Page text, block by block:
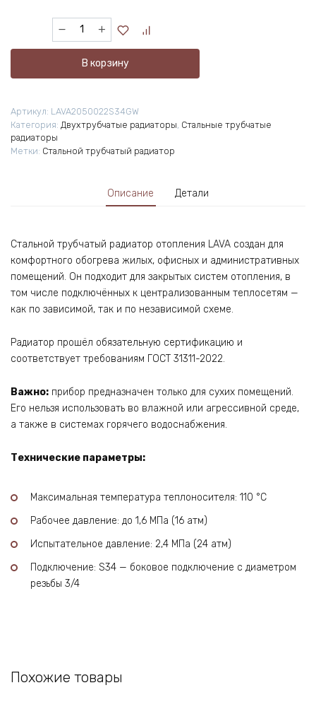
Количество
товара
трубчатый
LAVA
2-
0500-
22
В корзину
Артикул: LAVA2050022S34GW
Категория: Двухтрубчатые радиаторы Стальные трубчатые
радиаторы
Метки: Стальной трубчатый радиатор
Описание Детали
Стальной трубчатый радиатор отопления LAVA создан для
комфортного обогрева жилых, офисных и административных
помещений. Он подходит для закрытых систем отопления, в
том числе подключённых к централизованным теплосетям —
как по зависимой, так и по независимой схеме.
Радиатор прошёл обязательную сертификацию и
соответствует требованиям ГОСТ 31311-2022.
Важно: прибор предназначен только для сухих помещений.
Его нельзя использовать во влажной или агрессивной среде,
а также в системах горячего водоснабжения.
Технические параметры:
Максимальная температура теплоносителя: 110 °С
Рабочее давление: до 1,6 МПа (16 атм)
Испытательное давление: 2,4 МПа (24 атм)
Подключение: S34 — боковое подключение с диаметром
резьбы 3/4
Похожие товары